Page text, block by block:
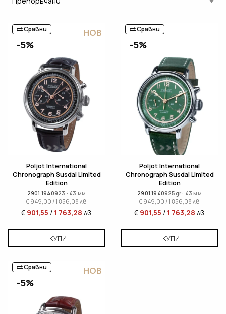
Сравни
-5%
НОВ
Poljot International
Chronograph Susdal Limited
Edition
2901.1940923 · 43 мм
€949,00/1 856,08лв.
€ 901,55 / 1 763,28 лв.
КУПИ
Сравни
-5%
Poljot International
Chronograph Susdal Limited
Edition
2901.1940925gr · 43 мм
€949,00/1 856,08лв.
€ 901,55 / 1 763,28 лв.
КУПИ
Сравни
-5%
НОВ